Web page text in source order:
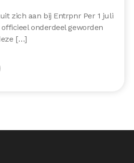
zich aan bij Entrpnr Per 1 juli
onderdeel geworden
[…]